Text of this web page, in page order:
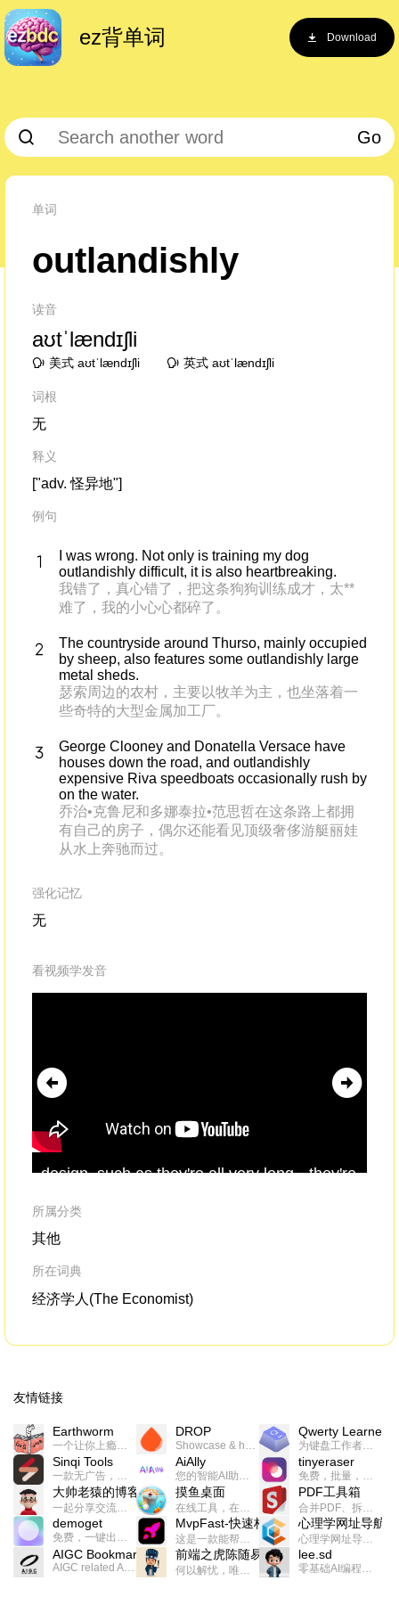
ez背单词 Download
Go
单词
outlandishly
读音
aʊtˈlændɪʃli
美式 aʊtˈlændɪʃli 英式 aʊtˈlændɪʃli
词根
无
释义
["adv. 怪异地"]
例句
I was wrong. Not only is training my dog
outlandishly difficult, it is also heartbreaking.
我错了，真心错了，把这条狗狗训练成才，太**
难了，我的小心心都碎了。
The countryside around Thurso, mainly occupied
by sheep, also features some outlandishly large
metal sheds.
瑟索周边的农村，主要以牧羊为主，也坐落着一
些奇特的大型金属加工厂。
George Clooney and Donatella Versace have
houses down the road, and outlandishly
expensive Riva speedboats occasionally rush by
on the water.
乔治•克鲁尼和多娜泰拉•范思哲在这条路上都拥
有自己的房子，偶尔还能看见顶级奢侈游艇丽娃
从水上奔驰而过。
强化记忆
无
看视频学发音
design, such as they're all very long --they're
proteins.
所属分类
其他
所在词典
经济学人(The Economist)
友情链接
Earthworm DROP Qwerty Learner
为键盘工作者设计的单词与肌肉记忆锻炼软件
Sinqi Tools AiAlly tinyeraser
大帅老猿的博客 摸鱼桌面 PDF工具箱
合并PDF、拆分PDF、旋转PDF、裁剪PDF、转换PDF、加密PDF、解密PDF、PDF加水印等多种PDF处理功能
demoget MvpFast-快速构建网站应用
这是一款能帮助你快速构建个人网站的应用，使用最新的前端技术栈，集成登录、鉴权、手机、邮箱、数据库、博客、文章、支付等等网站所需要的功能，你只需要花几个小时开发你的核心功能就可以上线，一次购买，永久拥有
心理学网址导航
AIGC Bookmarks 前端之虎陈随易 lee.sd